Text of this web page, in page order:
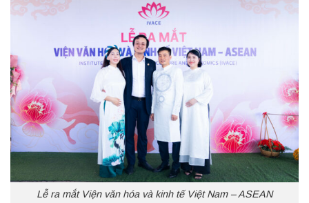
Lễ ra mắt Viện văn hóa và kinh tế Việt Nam – ASEAN